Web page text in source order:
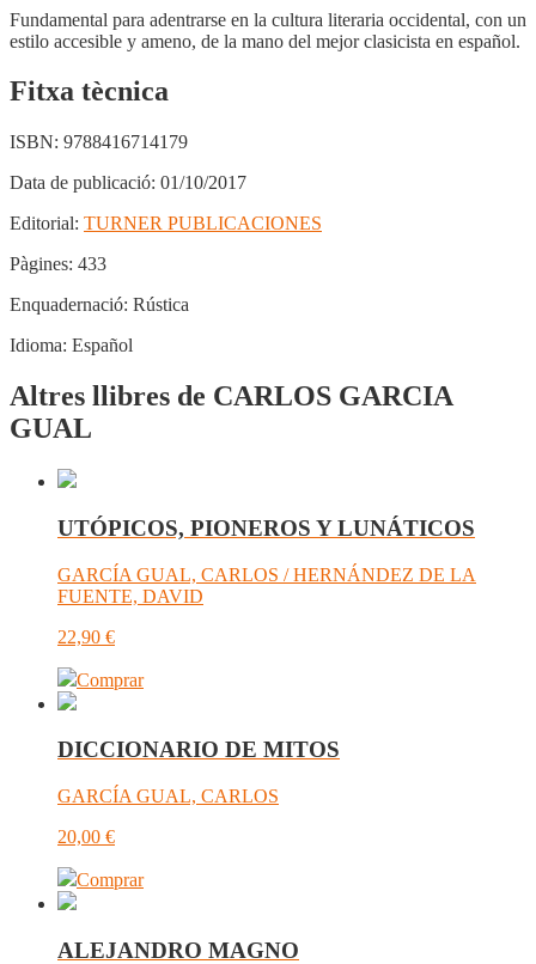
Fundamental para adentrarse en la cultura literaria occidental, con un
estilo accesible y ameno, de la mano del mejor clasicista en español.
Fitxa tècnica
ISBN: 9788416714179
Data de publicació: 01/10/2017
Editorial: TURNER PUBLICACIONES
Pàgines: 433
Enquadernació: Rústica
Idioma: Español
Altres llibres de CARLOS GARCIA
GUAL
UTÓPICOS, PIONEROS Y LUNÁTICOS
GARCÍA GUAL, CARLOS / HERNÁNDEZ DE LA
FUENTE, DAVID
22,90 €
Comprar
DICCIONARIO DE MITOS
GARCÍA GUAL, CARLOS
20,00 €
Comprar
ALEJANDRO MAGNO